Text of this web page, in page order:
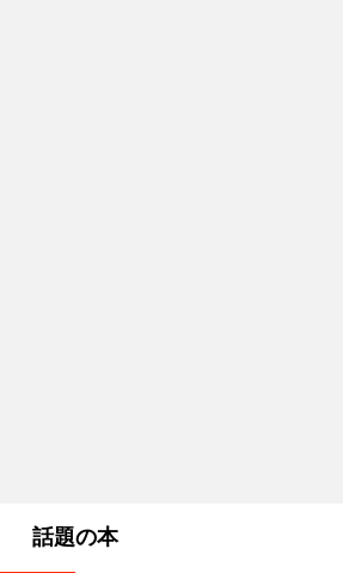
話題の本